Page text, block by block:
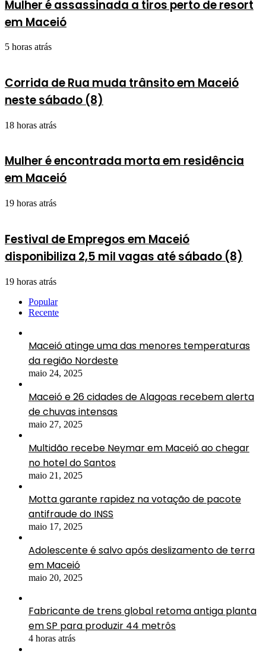
Mulher é assassinada a tiros perto de resort
em Maceió
5 horas atrás
Corrida de Rua muda trânsito em Maceió
neste sábado (8)
18 horas atrás
Mulher é encontrada morta em residência
em Maceió
19 horas atrás
Festival de Empregos em Maceió
disponibiliza 2,5 mil vagas até sábado (8)
19 horas atrás
Popular
Recente
Maceió atinge uma das menores temperaturas
da região Nordeste
maio 24, 2025
Maceió e 26 cidades de Alagoas recebem alerta
de chuvas intensas
maio 27, 2025
Multidão recebe Neymar em Maceió ao chegar
no hotel do Santos
maio 21, 2025
Motta garante rapidez na votação de pacote
antifraude do INSS
maio 17, 2025
Adolescente é salvo após deslizamento de terra
em Maceió
maio 20, 2025
Fabricante de trens global retoma antiga planta
em SP para produzir 44 metrôs
4 horas atrás